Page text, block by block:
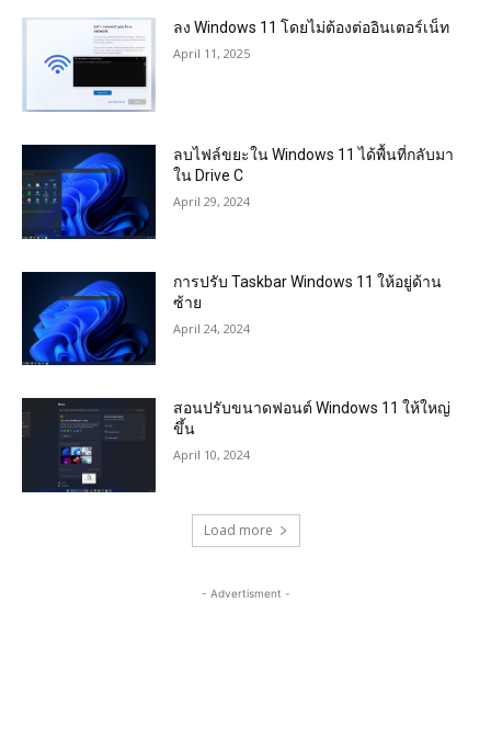
ลง Windows 11 โดยไม่ต้องต่ออินเตอร์เน็ท
April 11, 2025
ลบไฟล์ขยะใน Windows 11 ได้พื้นที่กลับมา
ใน Drive C
April 29, 2024
การปรับ Taskbar Windows 11 ให้อยู่ด้าน
ซ้าย
April 24, 2024
สอนปรับขนาดฟอนต์ Windows 11 ให้ใหญ่
ขึ้น
April 10, 2024
Load more
- Advertisment -